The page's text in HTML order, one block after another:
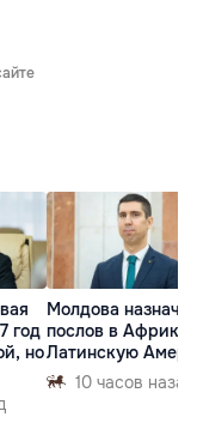
год
но
Молдова
послов в Африку
Латинскую
10 часов назад